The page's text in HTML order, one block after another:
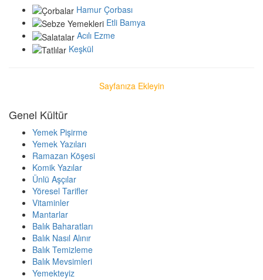
Hamur Çorbası
Etli Bamya
Acılı Ezme
Keşkül
Sayfanıza Ekleyin
Genel Kültür
Yemek Pişirme
Yemek Yazıları
Ramazan Köşesi
Komik Yazılar
Ünlü Aşçılar
Yöresel Tarifler
Vitaminler
Mantarlar
Balık Baharatları
Balık Nasıl Alınır
Balık Temizleme
Balık Mevsimleri
Yemekteyiz